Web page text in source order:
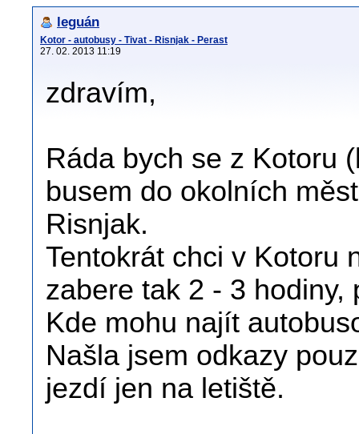
leguán
Kotor - autobusy - Tivat - Risnjak - Perast
27. 02. 2013 11:19
zdravím,
Ráda bych se z Kotoru
busem do okolních
Risnjak.
Tentokrát chci v Kotoru
zabere tak 2 - 3
Kde mohu najít
Našla jsem odkazy
jezdí jen na letiště.